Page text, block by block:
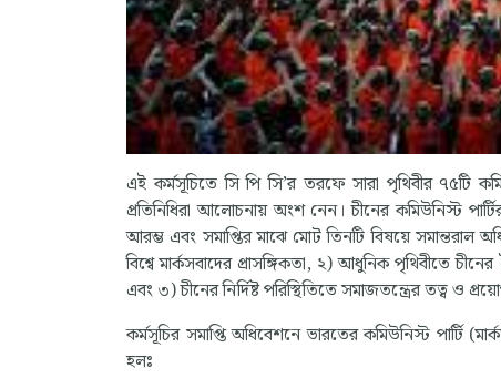
এই কর্মসূচিতে সি পি সি’র তরফে সারা পৃথিবীর ৭৫টি
প্রতিনিধিরা আলোচনায় অংশ নেন। চীনের কমিউনিস্ট
আরম্ভ এবং সমাপ্তির মাঝে মোট তিনটি বিষয়ে
বিশ্বে মার্কসবাদের প্রাসঙ্গিকতা, ২) আধুনিক পৃথিবীতে
এবং ৩) চীনের নির্দিষ্ট পরিস্থিতিতে সমাজতন্ত্রের তত্ব ও
কর্মসূচির সমাপ্তি অধিবেশনে ভারতের কমিউনিস্ট পার্টি
হলঃ